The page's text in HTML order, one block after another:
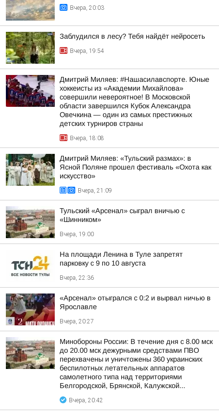
Вчера, 20:03
Заблудился в лесу? Тебя найдёт нейросеть
Вчера, 19:54
Дмитрий Миляев: #Нашасилавспорте. Юные
хоккеисты из «Академии Михайлова»
совершили невероятное! В Московской
области завершился Кубок Александра
Овечкина — один из самых престижных
детских турниров страны
Вчера, 18:08
Дмитрий Миляев: «Тульский размах»: в
Ясной Поляне прошел фестиваль «Охота как
искусство»
Вчера, 21:09
Тульский «Арсенал» сыграл вничью с
«Шинником»
Вчера, 19:00
На площади Ленина в Туле запретят
парковку с 9 по 10 августа
Вчера, 22:36
«Арсенал» отыгрался с 0:2 и вырвал ничью в
Ярославле
Вчера, 20:27
Минобороны России: В течение дня с 8.00 мск
до 20.00 мск дежурными средствами ПВО
перехвачены и уничтожены 360 украинских
беспилотных летательных аппаратов
самолетного типа над территориями
Белгородской, Брянской, Калужской...
Вчера, 20:42